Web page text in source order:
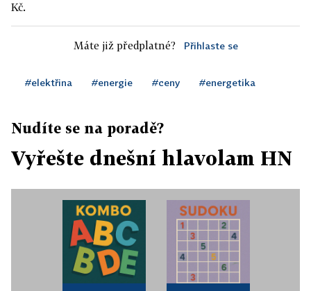
Kč.
Máte již předplatné? Přihlaste se
#elektřina #energie #ceny #energetika
Nudíte se na poradě?
Vyřešte dnešní hlavolam HN